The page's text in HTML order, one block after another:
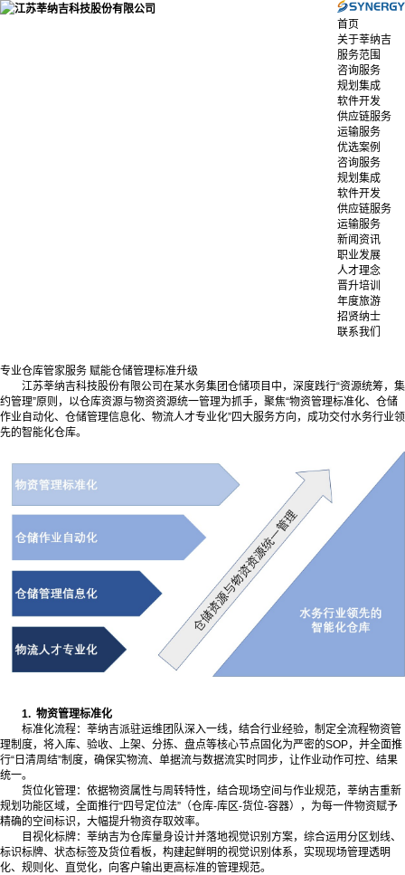
首页
关于莘纳吉
服务范围
咨询服务
规划集成
软件开发
供应链服务
运输服务
优选案例
咨询服务
规划集成
软件开发
供应链服务
运输服务
新闻资讯
职业发展
人才理念
晋升培训
年度旅游
招贤纳士
联系我们
专业仓库管家服务 赋能仓储管理标准升级
江苏莘纳吉科技股份有限公司在某水务集团仓储项目中，深度践行“资源统筹，集
约管理”原则，以仓库资源与物资资源统一管理为抓手，聚焦“物资管理标准化、仓储
作业自动化、仓储管理信息化、物流人才专业化”四大服务方向，成功交付水务行业领
先的智能化仓库。
1. 物资管理标准化
标准化流程：莘纳吉派驻运维团队深入一线，结合行业经验，制定全流程物资管
理制度，将入库、验收、上架、分拣、盘点等核心节点固化为严密的SOP，并全面推
行“日清周结”制度，确保实物流、单据流与数据流实时同步，让作业动作可控、结果
统一。
货位化管理：依据物资属性与周转特性，结合现场空间与作业规范，莘纳吉重新
规划功能区域，全面推行“四号定位法”（仓库-库区-货位-容器），为每一件物资赋予
精确的空间标识，大幅提升物资存取效率。
目视化标牌：莘纳吉为仓库量身设计并落地视觉识别方案，综合运用分区划线、
标识标牌、状态标签及货位看板，构建起鲜明的视觉识别体系，实现现场管理透明
化、规则化、直觉化，向客户输出更高标准的管理规范。